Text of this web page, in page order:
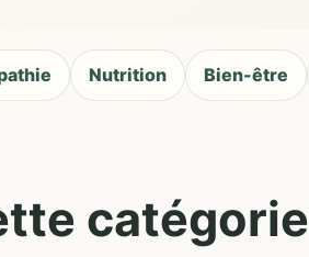
Nutrition Bien-être
catégorie